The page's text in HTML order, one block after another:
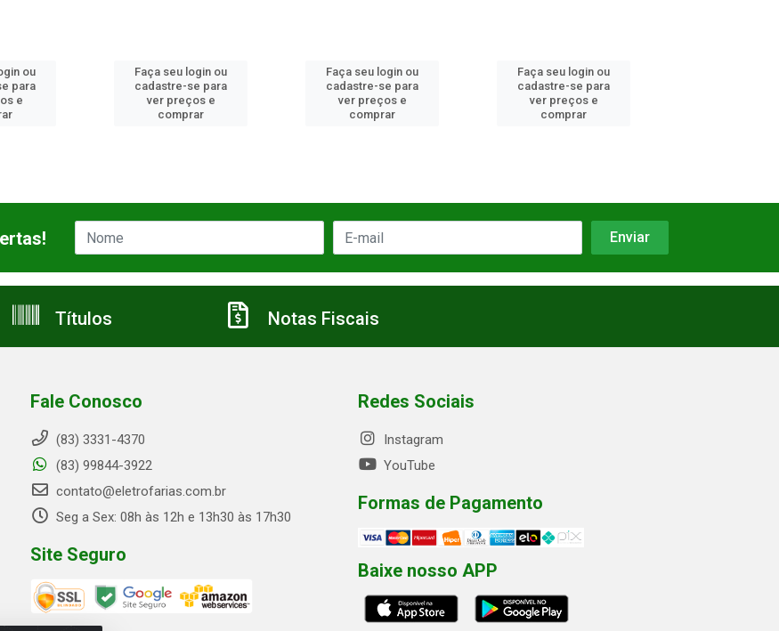
Faça seu login ou
cadastre-se para
ver preços e
Faça seu login ou
cadastre-se para
ver preços e
Faça seu login ou
cadastre-se para
ver preços e
Títulos Notas Fiscais
Fale Conosco
(83) 3331-4370
(83) 99844-3922
contato@eletrofarias.com.br
Seg a Sex: 08h às 12h e 13h30 às 17h30
Site Seguro
Redes Sociais
Instagram
YouTube
Formas de Pagamento
Baixe nosso APP